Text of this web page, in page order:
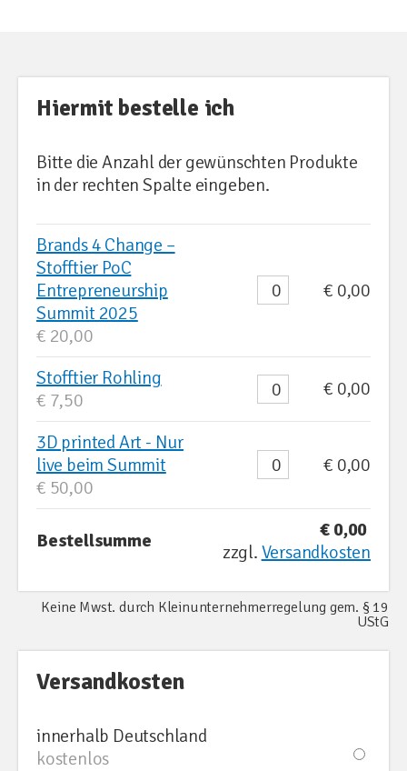
Hiermit bestelle ich
Bitte die Anzahl der gewünschten Produkte
in der rechten Spalte eingeben.
Brands 4 Change –
Stofftier PoC
Entrepreneurship
Summit 2025
€ 20,00
€ 0,00
Stofftier Rohling
€ 7,50
€ 0,00
3D printed Art - Nur
live beim Summit
€ 50,00
€ 0,00
Bestellsumme
€ 0,00
zzgl. Versandkosten
Keine Mwst. durch Kleinunternehmerregelung gem. § 19
UStG
Versandkosten
innerhalb Deutschland
kostenlos